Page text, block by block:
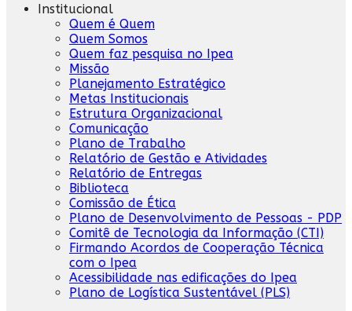
Institucional
Quem é Quem
Quem Somos
Quem faz pesquisa no Ipea
Missão
Planejamento Estratégico
Metas Institucionais
Estrutura Organizacional
Comunicação
Plano de Trabalho
Relatório de Gestão e Atividades
Relatório de Entregas
Biblioteca
Comissão de Ética
Plano de Desenvolvimento de Pessoas - PDP
Comitê de Tecnologia da Informação (CTI)
Firmando Acordos de Cooperação Técnica
com o Ipea
Acessibilidade nas edificações do Ipea
Plano de Logística Sustentável (PLS)